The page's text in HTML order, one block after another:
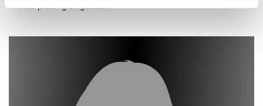
Meisterprüfung eingesetzt.